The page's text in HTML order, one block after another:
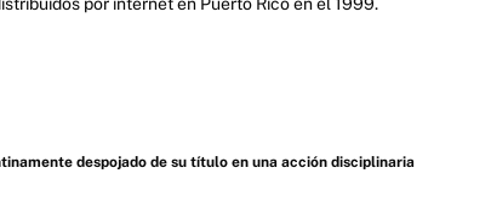
despojado de su título en una acción disciplinaria